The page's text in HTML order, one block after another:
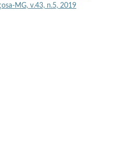
MG, v.43, n.5, 2019